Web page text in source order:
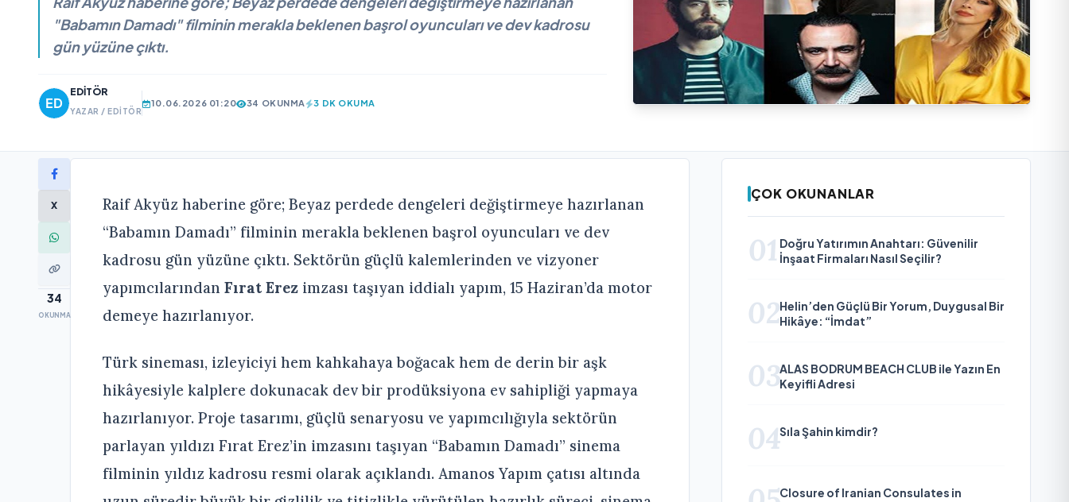
"Babamın Damadı" filminin merakla beklenen başrol oyuncuları ve dev kadrosu
gün yüzüne çıktı.
EDITÖR
YAZAR / EDITÖR
10.06.2026 01:20 34 OKUNMA 3 DK OKUMA
X
34
OKUNMA
Raif Akyüz haberine göre; Beyaz perdede dengeleri değiştirmeye hazırlanan
“Babamın Damadı” filminin merakla beklenen başrol oyuncuları ve dev
kadrosu gün yüzüne çıktı. Sektörün güçlü kalemlerinden ve vizyoner
yapımcılarından Fırat Erez imzası taşıyan iddialı yapım, 15 Haziran’da motor
demeye hazırlanıyor.
Türk sineması, izleyiciyi hem kahkahaya boğacak hem de derin bir aşk
hikâyesiyle kalplere dokunacak dev bir prodüksiyona ev sahipliği yapmaya
hazırlanıyor. Proje tasarımı, güçlü senaryosu ve yapımcılığıyla sektörün
parlayan yıldızı Fırat Erez’in imzasını taşıyan “Babamın Damadı” sinema
filminin yıldız kadrosu resmi olarak açıklandı. Amanos Yapım çatısı altında
ÇOK OKUNANLAR
01 Doğru Yatırımın Anahtarı: Güvenilir
İnşaat Firmaları Nasıl Seçilir?
02Helin’den Güçlü Bir Yorum, Duygusal Bir
Hikâye: “İmdat”
03ALAS BODRUM BEACH CLUB ile Yazın En
Keyifli Adresi
04Sıla Şahin kimdir?
Closure of Iranian Consulates in